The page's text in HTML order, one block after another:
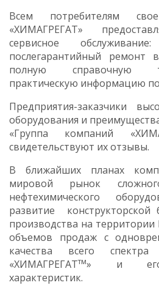
Всем потребителям
«ХИМАГРЕГАТ»
сервисное
послегарантийный ремонт
полную справочную
практическую информацию по
Предприятия-заказчики
оборудования и
«Группа компаний
свидетельствуют их отзывы.
В ближайших планах
мировой рынок
нефтехимического
развитие конструкторской
производства на
объемов продаж с
качества всего
«ХИМАГРЕГАТтм» и его
характеристик.